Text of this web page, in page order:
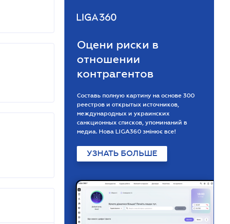
Оцени риски в
отношении
контрагентов
Составь полную картину на основе 300
реестров и открытых источников,
международных и украинских
санкционных списков, упоминаний в
медиа. Нова LIGA360 змінює все!
УЗНАТЬ БОЛЬШЕ